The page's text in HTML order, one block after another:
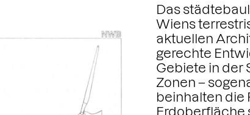
Das
Wiens
aktuellen
gerechte
Gebiete in der
Zonen –
beinhalten die
Erdoberfläche